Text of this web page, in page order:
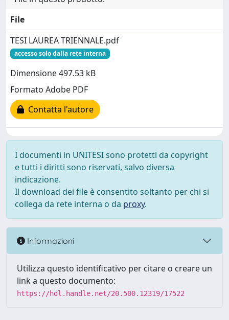
File
TESI LAUREA TRIENNALE.pdf
accesso solo dalla rete interna
Dimensione 497.53 kB
Formato Adobe PDF
Contatta l'autore
I documenti in UNITESI sono protetti da copyright
e tutti i diritti sono riservati, salvo diversa
indicazione.
Il download dei file è consentito soltanto per chi si
collega da rete interna o da proxy.
Informazioni
Utilizza questo identificativo per citare o creare un
link a questo documento:
https://hdl.handle.net/20.500.12319/17522